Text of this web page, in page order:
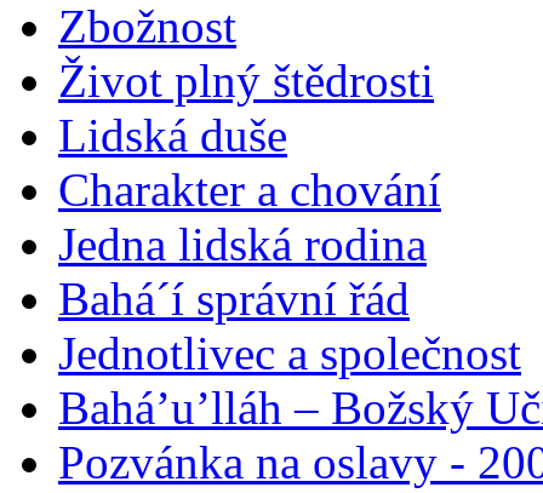
Zbožnost
Život plný štědrosti
Lidská duše
Charakter a chování
Jedna lidská rodina
Bahá´í správní řád
Jednotlivec a společnost
Bahá’u’lláh – Božský
Pozvánka na oslavy -